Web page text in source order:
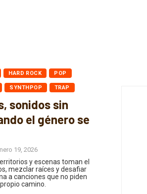
HARD ROCK POP
SYNTHPOP TRAP
sonidos sin
el género se
19, 2026
y escenas toman el
mezclar raíces y desafiar
a canciones que no piden
camino.